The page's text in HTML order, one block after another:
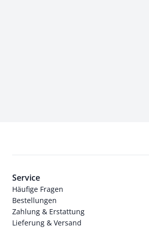
Service
Häufige Fragen
Bestellungen
Zahlung & Erstattung
Lieferung & Versand